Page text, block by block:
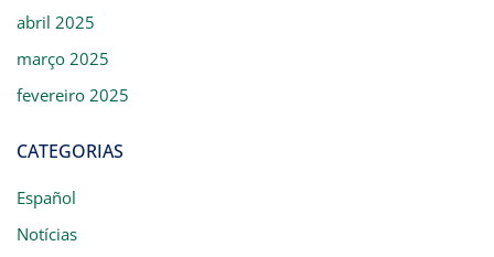
abril 2025
março 2025
fevereiro 2025
CATEGORIAS
Español
Notícias